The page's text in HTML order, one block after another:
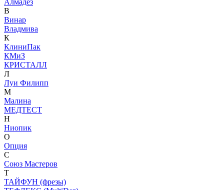
Алмадез
В
Винар
Владмива
К
КлиниПак
КМиЗ
КРИСТАЛЛ
Л
Луи Филипп
М
Малина
МЕДТЕСТ
Н
Ниопик
О
Опция
С
Союз Мастеров
Т
ТАЙФУН (фрезы)